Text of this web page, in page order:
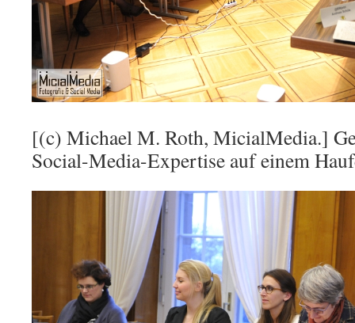
[(c) Michael M. Roth, MicialMedia.]
Social-Media-Expertise auf einem